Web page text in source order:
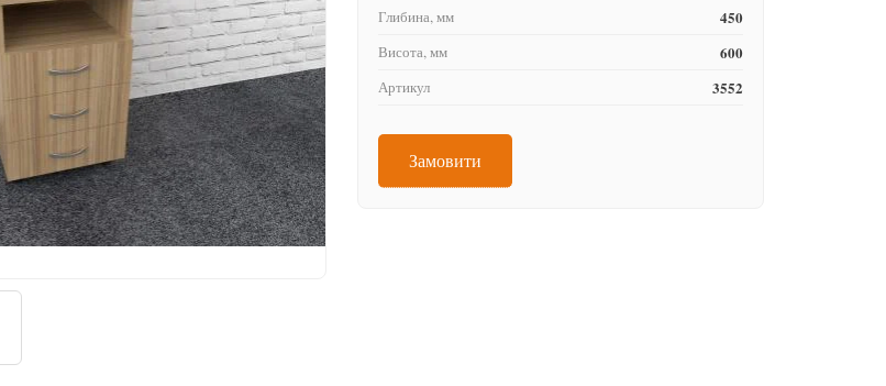
Глибина, мм 450
Висота, мм 600
Артикул 3552
Замовити